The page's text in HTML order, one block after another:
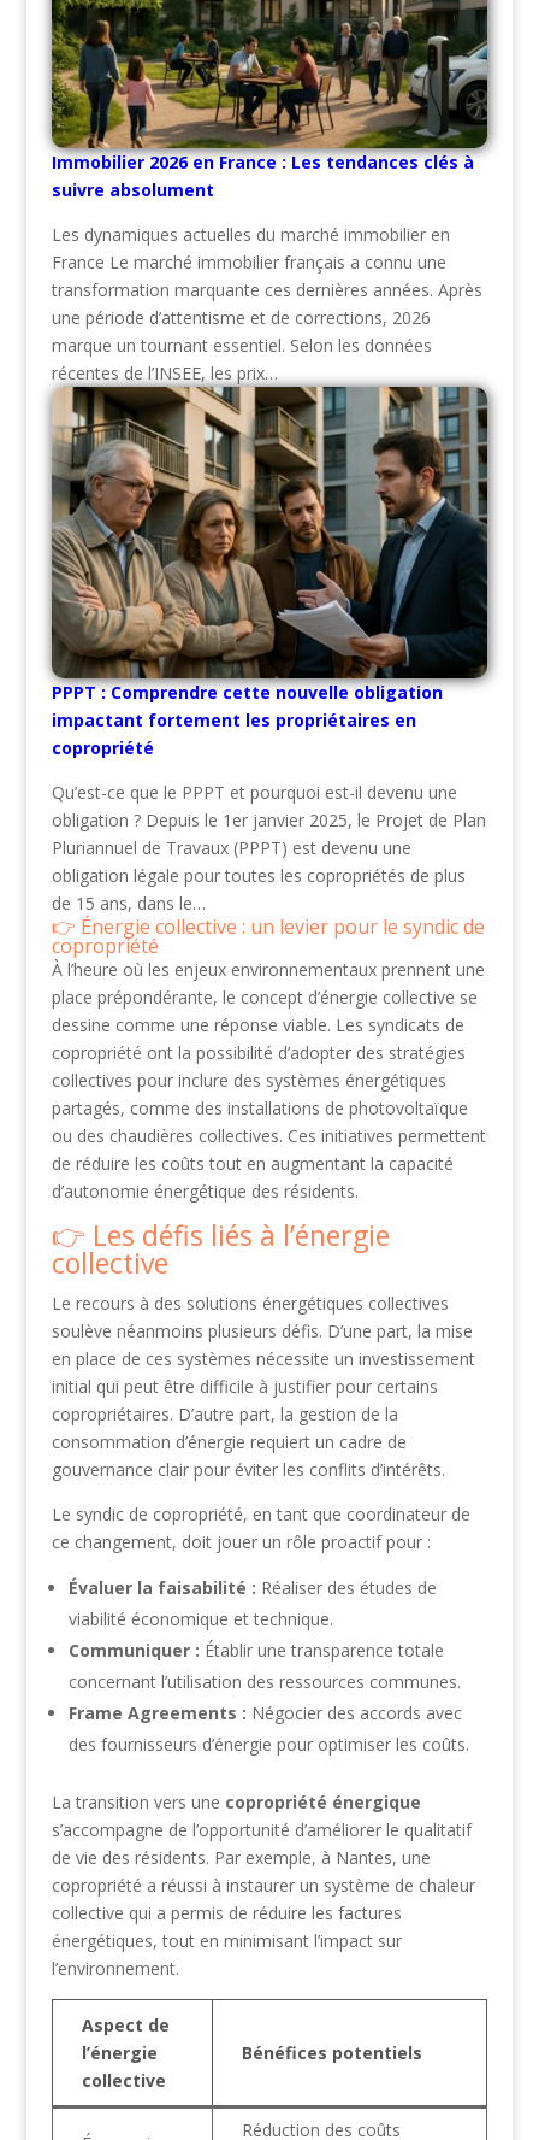
Immobilier 2026 en France : Les tendances clés à
suivre absolument
Les dynamiques actuelles du marché immobilier en
France Le marché immobilier français a connu une
transformation marquante ces dernières années. Après
une période d’attentisme et de corrections, 2026
marque un tournant essentiel. Selon les données
récentes de l’INSEE, les prix…
PPPT : Comprendre cette nouvelle obligation
impactant fortement les propriétaires en
copropriété
Qu’est-ce que le PPPT et pourquoi est-il devenu une
obligation ? Depuis le 1er janvier 2025, le Projet de Plan
Pluriannuel de Travaux (PPPT) est devenu une
obligation légale pour toutes les copropriétés de plus
de 15 ans, dans le…
Énergie collective : un levier pour le syndic de
copropriété
À l’heure où les enjeux environnementaux prennent une
place prépondérante, le concept d’énergie collective se
dessine comme une réponse viable. Les syndicats de
copropriété ont la possibilité d’adopter des stratégies
collectives pour inclure des systèmes énergétiques
partagés, comme des installations de photovoltaïque
ou des chaudières collectives. Ces initiatives permettent
de réduire les coûts tout en augmentant la capacité
d’autonomie énergétique des résidents.
Les défis liés à l’énergie
collective
Le recours à des solutions énergétiques collectives
soulève néanmoins plusieurs défis. D’une part, la mise
en place de ces systèmes nécessite un investissement
initial qui peut être difficile à justifier pour certains
copropriétaires. D’autre part, la gestion de la
consommation d’énergie requiert un cadre de
gouvernance clair pour éviter les conflits d’intérêts.
Le syndic de copropriété, en tant que coordinateur de
ce changement, doit jouer un rôle proactif pour :
Évaluer la faisabilité : Réaliser des études de
viabilité économique et technique.
Communiquer : Établir une transparence totale
concernant l’utilisation des ressources communes.
Frame Agreements : Négocier des accords avec
des fournisseurs d’énergie pour optimiser les coûts.
La transition vers une copropriété énergique
s’accompagne de l’opportunité d’améliorer le qualitatif
de vie des résidents. Par exemple, à Nantes, une
copropriété a réussi à instaurer un système de chaleur
collective qui a permis de réduire les factures
énergétiques, tout en minimisant l’impact sur
l’environnement.
Aspect de
l’énergie
collective
Bénéfices potentiels
Réduction des coûts